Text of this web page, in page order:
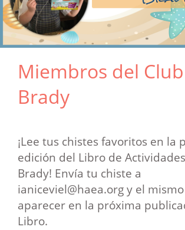
Miembros del
Brady
¡Lee tus chistes favoritos en la
edición del Libro de
Brady! Envía tu chiste a
ianiceviel@haea.org y el
aparecer en la próxima
Libro.